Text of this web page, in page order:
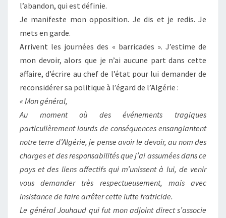
l’abandon, qui est définie.
Je manifeste mon opposition. Je dis et je redis. Je
mets en garde.
Arrivent les journées des « barricades ». J’estime de
mon devoir, alors que je n’ai aucune part dans cette
affaire, d’écrire au chef de l’état pour lui demander de
reconsidérer sa politique à l’égard de l’Algérie :
« Mon général,
Au moment où des événements tragiques
particulièrement lourds de conséquences ensanglantent
notre terre d’Algérie, je pense avoir le devoir, au nom des
charges et des responsabilités que j’ai assumées dans ce
pays et des liens affectifs qui m’unissent à lui, de venir
vous demander très respectueusement, mais avec
insistance de faire arrêter cette lutte fratricide.
Le général Jouhaud qui fut mon adjoint direct s’associe